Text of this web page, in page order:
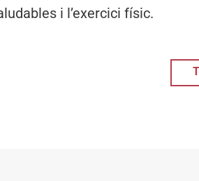
i l’exercici físic.